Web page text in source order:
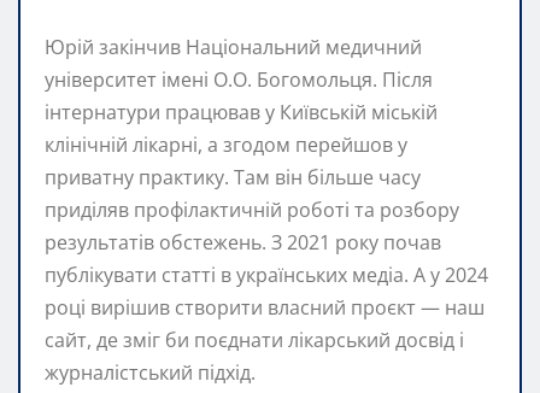
Юрій закінчив Національний медичний
університет імені О.О. Богомольця. Після
інтернатури працював у Київській міській
клінічній лікарні, а згодом перейшов у
приватну практику. Там він більше часу
приділяв профілактичній роботі та розбору
результатів обстежень. З 2021 року почав
публікувати статті в українських медіа. А у 2024
році вирішив створити власний проєкт — наш
сайт, де зміг би поєднати лікарський досвід і
журналістський підхід.